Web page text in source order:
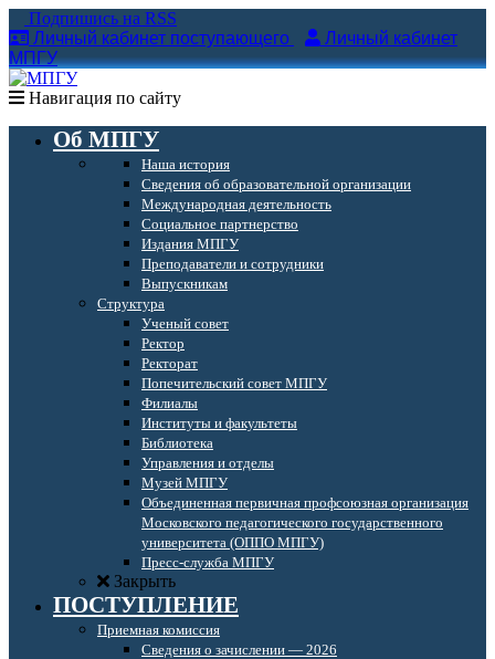
Подпишись на RSS
Личный кабинет поступающего
Личный кабинет
МПГУ
Навигация по сайту
Об МПГУ
Наша история
Сведения об образовательной организации
Международная деятельность
Социальное партнерство
Издания МПГУ
Преподаватели и сотрудники
Выпускникам
Структура
Ученый совет
Ректор
Ректорат
Попечительский совет МПГУ
Филиалы
Институты и факультеты
Библиотека
Управления и отделы
Музей МПГУ
Объединенная первичная профсоюзная организация
Московского педагогического государственного
университета (ОППО МПГУ)
Пресс-служба МПГУ
Закрыть
ПОСТУПЛЕНИЕ
Приемная комиссия
Сведения о зачислении — 2026